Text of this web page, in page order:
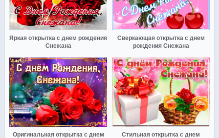
Яркая открытка с днем рождения
Снежана
Сверкающая открытка с днем
рождения Снежана
Оригинальная открытка с днем
Стильная открытка с днем